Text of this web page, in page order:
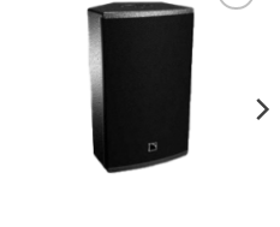
Toevoegen
verlanglijst